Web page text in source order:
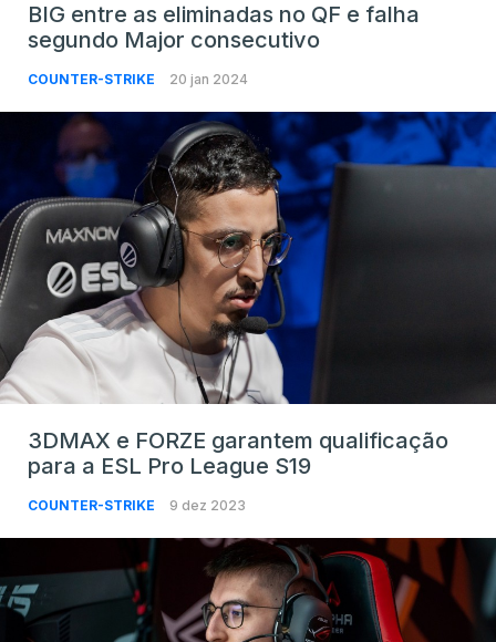
BIG entre as eliminadas no QF e falha
segundo Major consecutivo
COUNTER-STRIKE 20 jan 2024
3DMAX e FORZE garantem qualificação
para a ESL Pro League S19
COUNTER-STRIKE 9 dez 2023